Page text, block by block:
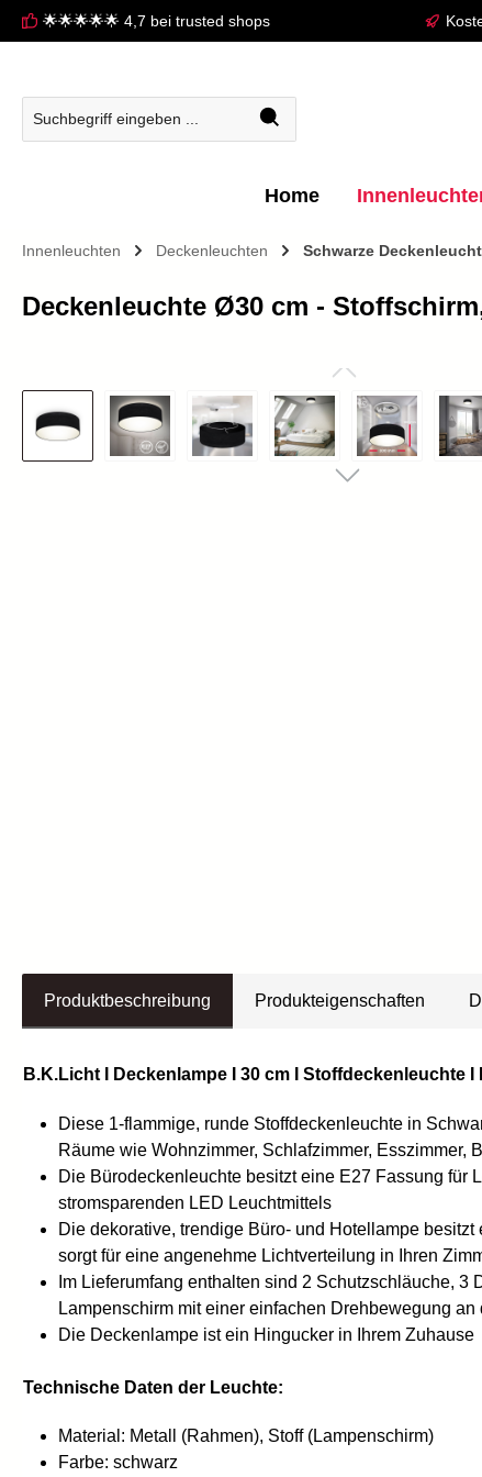
Zur Hauptnavigation springen
🌟🌟🌟🌟🌟 4,7 bei trusted shops
Home
Innenleuchten Deckenleuchten Schwarze
Deckenleuchte Ø30 cm -
Bildergalerie überspringen
Produktbeschreibung Produkteigenschaften
B.K.Licht I Deckenlampe I 30 cm I Stoffdeckenleuchte
Diese 1-flammige, runde Stoffdeckenleuchte in
Räume wie Wohnzimmer, Schlafzimmer, Esszimmer,
Die Bürodeckenleuchte besitzt eine E27 Fassung für
stromsparenden LED Leuchtmittels
Die dekorative, trendige Büro- und Hotellampe
sorgt für eine angenehme Lichtverteilung in Ihren
Im Lieferumfang enthalten sind 2 Schutzschläuche,
Lampenschirm mit einer einfachen Drehbewegung
Die Deckenlampe ist ein Hingucker in Ihrem Zuhause
Technische Daten der Leuchte:
Material: Metall (Rahmen), Stoff (Lampenschirm)
Farbe: schwarz